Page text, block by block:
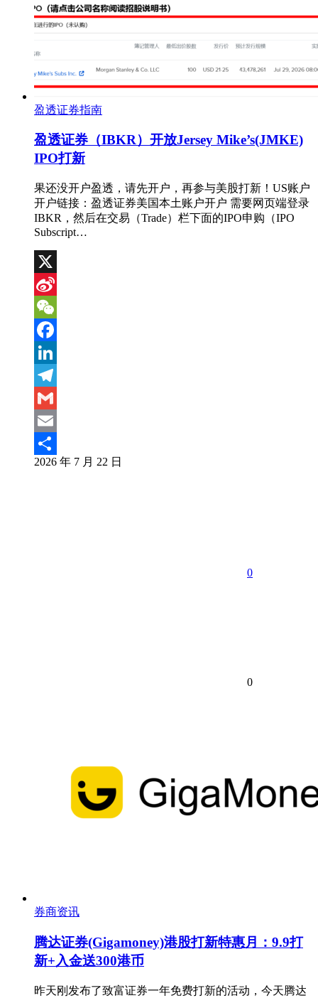
盈透证券指南
盈透证券（IBKR）开放Jersey Mike’s(JMKE)
IPO打新
果还没开户盈透，请先开户，再参与美股打新！US账户
开户链接：盈透证券美国本土账户开户 需要网页端登录
IBKR，然后在交易（Trade）栏下面的IPO申购（IPO
Subscript…
X
Sina
Weibo
WeChat
Facebook
LinkedIn
Telegram
Gmail
Email
分
2026 年 7 月 22 日
0
0
券商资讯
腾达证券(Gigamoney)港股打新特惠月：9.9打
新+入金送300港币
昨天刚发布了致富证券一年免费打新的活动，今天腾达